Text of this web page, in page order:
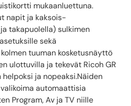
mukaanluettuna.
napit ja kaksois-
takapuolella) sulkimen
sekä
tuuman kosketusnäyttö
ulottuvilla ja tekevät Ricoh GR
ja nopeaksi.Näiden
automaattisia
Program, Av ja TV niille